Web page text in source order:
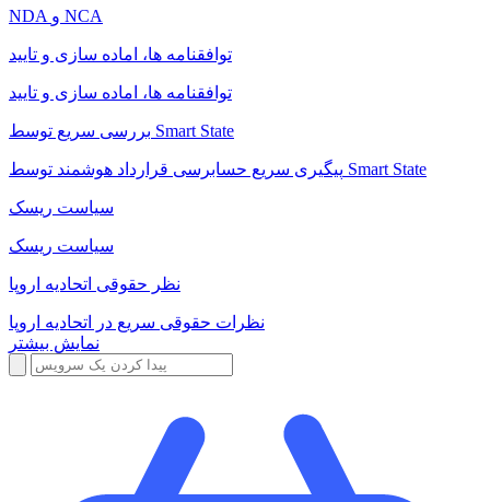
NDA و NCA
توافقنامه ها، اماده سازی و تایید
توافقنامه ها، اماده سازی و تایید
بررسی سریع توسط Smart State
پیگیری سریع حسابرسی قرارداد هوشمند توسط Smart State
سیاست ریسک
سیاست ریسک
نظر حقوقی اتحادیه اروپا
نظرات حقوقی سریع در اتحادیه اروپا
نمایش بیشتر